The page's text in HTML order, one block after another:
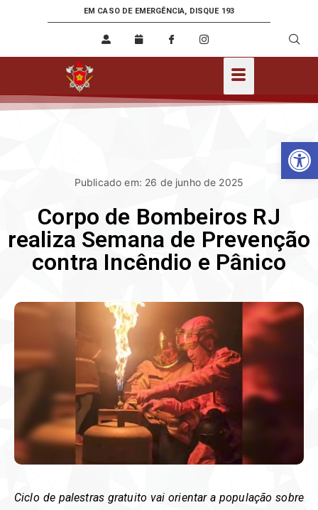
EM CASO DE EMERGÊNCIA, DISQUE 193
Publicado em: 26 de junho de 2025
Corpo de Bombeiros RJ
realiza Semana de Prevenção
contra Incêndio e Pânico
Ciclo de palestras gratuito vai orientar a população sobre